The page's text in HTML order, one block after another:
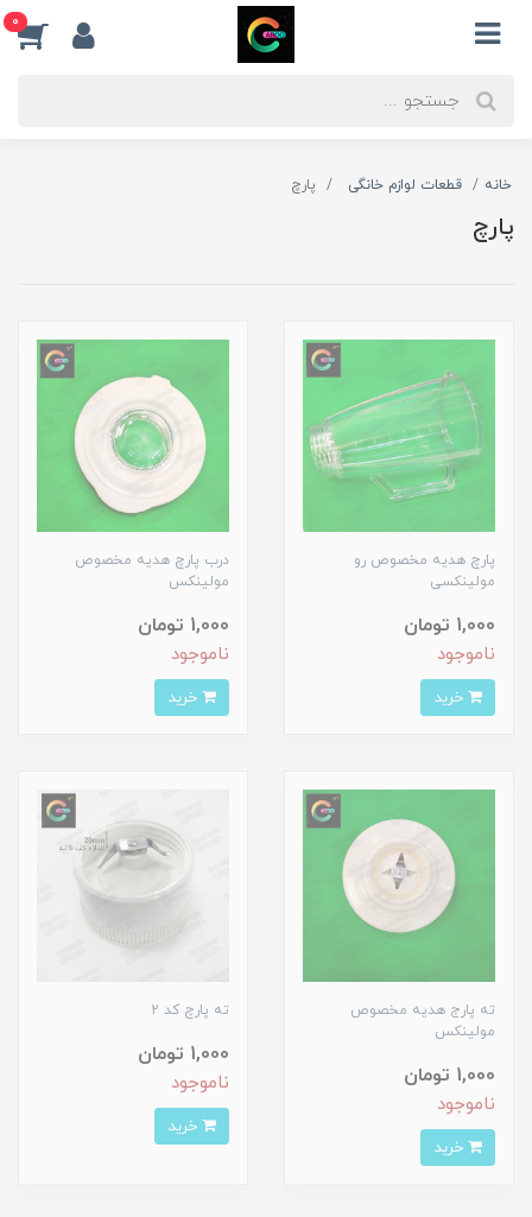
0
خانه قطعات لوازم خانگی پارچ
پارچ
پارچ هدیه مخصوص رو
مولینکسی
1,000 تومان
ناموجود
درب پارچ هدیه مخصوص
مولینکس
1,000 تومان
ناموجود
ته پارج هدیه مخصوص
مولینکس
1,000 تومان
ناموجود
ته پارچ کد 2
1,000 تومان
ناموجود